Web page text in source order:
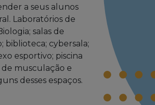
a seus alunos
Laboratórios de
salas de
biblioteca; cybersala;
esportivo; piscina
de musculação e
desses espaços.